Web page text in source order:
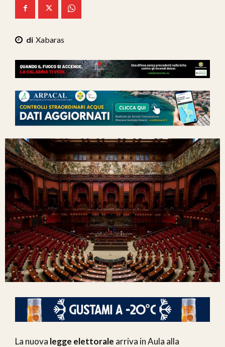
We Calabria
Xabaras
La nuova legge elettorale arriva in Aula alla